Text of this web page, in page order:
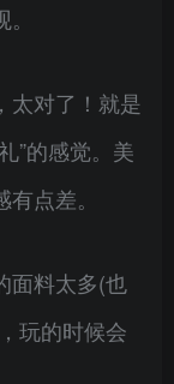
太对了！就是
”的感觉。美
点差。
面料太多(也
玩的时候会